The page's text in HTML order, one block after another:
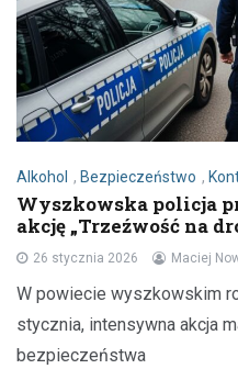
Alkohol , Bezpieczeństwo ,
Wyszkowska policja
akcję „Trzeźwość na
26 stycznia 2026 Maciej
W powiecie wyszkowskim
stycznia, intensywna akcja
bezpieczeństwa